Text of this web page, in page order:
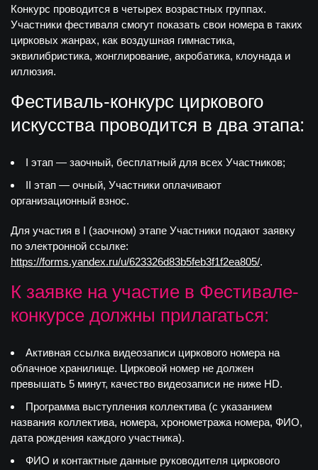
Конкурс проводится в четырех возрастных группах.
Участники фестиваля смогут показать свои номера в таких
цирковых жанрах, как воздушная гимнастика,
эквилибристика, жонглирование, акробатика, клоунада и
иллюзия.
Фестиваль-конкурс циркового
искусства проводится в два этапа:
I этап — заочный, бесплатный для всех Участников;
II этап — очный, Участники оплачивают
организационный взнос.
Для участия в I (заочном) этапе Участники подают заявку
по электронной ссылке:
https://forms.yandex.ru/u/623326d83b5feb3f1f2ea805/.
К заявке на участие в Фестивале-
конкурсе должны прилагаться:
Активная ссылка видеозаписи циркового номера на
облачное хранилище. Цирковой номер не должен
превышать 5 минут, качество видеозаписи не ниже HD.
Программа выступления коллектива (с указанием
названия коллектива, номера, хронометража номера, ФИО,
дата рождения каждого участника).
ФИО и контактные данные руководителя циркового